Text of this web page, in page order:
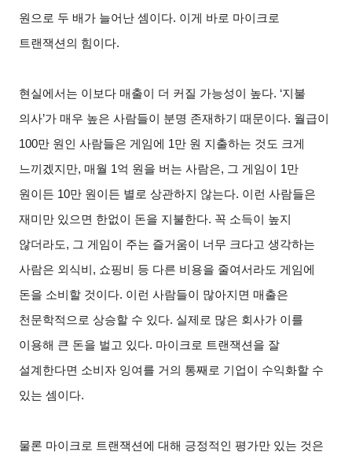
원으로 두 배가 늘어난 셈이다. 이게 바로 마이크로
트랜잭션의 힘이다.
현실에서는 이보다 매출이 더 커질 가능성이 높다. ‘지불
의사’가 매우 높은 사람들이 분명 존재하기 때문이다. 월급이
100만 원인 사람들은 게임에 1만 원 지출하는 것도 크게
느끼겠지만, 매월 1억 원을 버는 사람은, 그 게임이 1만
원이든 10만 원이든 별로 상관하지 않는다. 이런 사람들은
재미만 있으면 한없이 돈을 지불한다. 꼭 소득이 높지
않더라도, 그 게임이 주는 즐거움이 너무 크다고 생각하는
사람은 외식비, 쇼핑비 등 다른 비용을 줄여서라도 게임에
돈을 소비할 것이다. 이런 사람들이 많아지면 매출은
천문학적으로 상승할 수 있다. 실제로 많은 회사가 이를
이용해 큰 돈을 벌고 있다. 마이크로 트랜잭션을 잘
설계한다면 소비자 잉여를 거의 통째로 기업이 수익화할 수
있는 셈이다.
물론 마이크로 트랜잭션에 대해 긍정적인 평가만 있는 것은